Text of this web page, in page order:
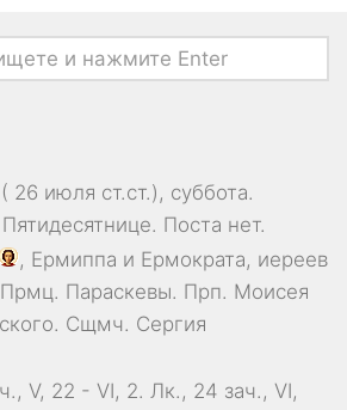
26 июля ст.ст.), суббота.
Поста нет.
, Ермиппа и Ермократа, иереев
Параскевы. Прп. Моисея
Сщмч. Сергия
V, 22 - VI, 2. Лк., 24 зач., VI,